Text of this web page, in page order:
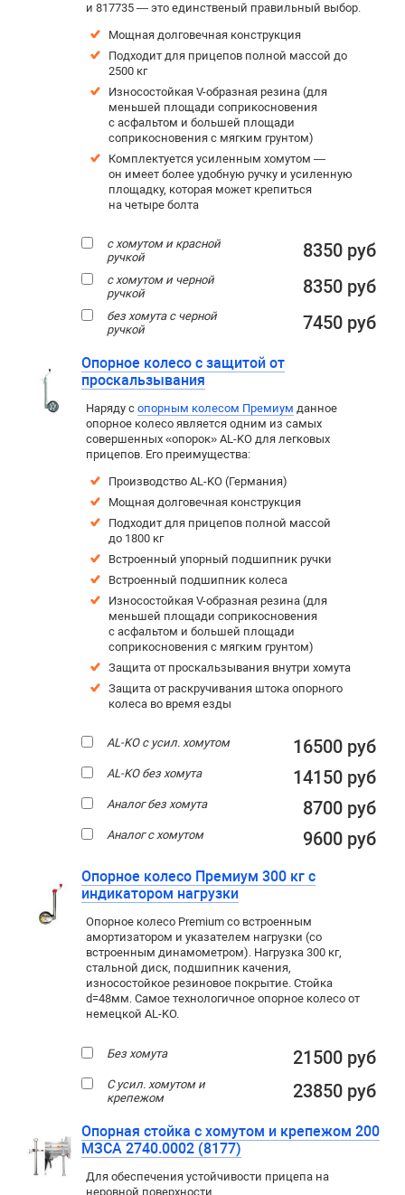
и 817735 — это единственый правильный выбор.
Мощная долговечная конструкция
Подходит для прицепов полной массой до
2500 кг
Износостойкая V-образная резина (для
меньшей площади соприкосновения
с асфальтом и большей площади
соприкосновения с мягким грунтом)
Комплектуется усиленным хомутом —
он имеет более удобную ручку и усиленную
площадку, которая может крепиться
на четыре болта
с хомутом и красной
ручкой
8350 руб
с хомутом и черной
ручкой
8350 руб
без хомута с черной
ручкой
7450 руб
Опорное колесо с защитой от
проскальзывания
Наряду с опорным колесом Премиум данное
опорное колесо является одним из самых
совершенных «опорок» AL-KO для легковых
прицепов. Его преимущества:
Производство AL-KO (Германия)
Мощная долговечная конструкция
Подходит для прицепов полной массой
до 1800 кг
Встроенный упорный подшипник ручки
Встроенный подшипник колеса
Износостойкая V-образная резина (для
меньшей площади соприкосновения
с асфальтом и большей площади
соприкосновения с мягким грунтом)
Защита от проскальзывания внутри хомута
Защита от раскручивания штока опорного
колеса во время езды
AL-KO с усил. хомутом 16500 руб
AL-KO без хомута 14150 руб
Аналог без хомута 8700 руб
Аналог с хомутом 9600 руб
Опорное колесо Премиум 300 кг с
индикатором нагрузки
Опорное колесо Premium со встроенным
амортизатором и указателем нагрузки (со
встроенным динамометром). Нагрузка 300 кг,
стальной диск, подшипник качения,
износостойкое резиновое покрытие. Стойка
d=48мм. Самое технологичное опорное колесо от
немецкой AL-KO.
Без хомута 21500 руб
С усил. хомутом и
крепежом
23850 руб
Опорная стойка с хомутом и крепежом 200
МЗСА 2740.0002 (8177)
Для обеспечения устойчивости прицепа на
неровной поверхности.